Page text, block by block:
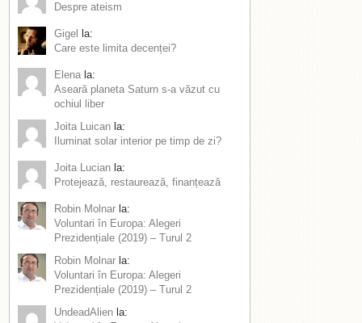
Despre ateism
Gigel
la:
Care este limita decenței?
Elena la:
Aseară planeta Saturn s-a văzut cu
ochiul liber
Joita Luican la:
Iluminat solar interior pe timp de zi?
Joita Lucian la:
Protejează, restaurează, finanțează
Robin Molnar la:
Voluntari în Europa: Alegeri
Prezidențiale (2019) – Turul 2
Robin Molnar la:
Voluntari în Europa: Alegeri
Prezidențiale (2019) – Turul 2
UndeadAlien la: